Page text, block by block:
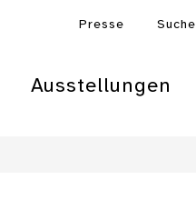
Presse Suche
Ausstellungen